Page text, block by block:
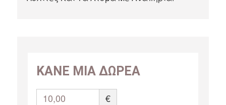
ΚΑΝΕ ΜΙΑ ΔΩΡΕΑ
10,00 €